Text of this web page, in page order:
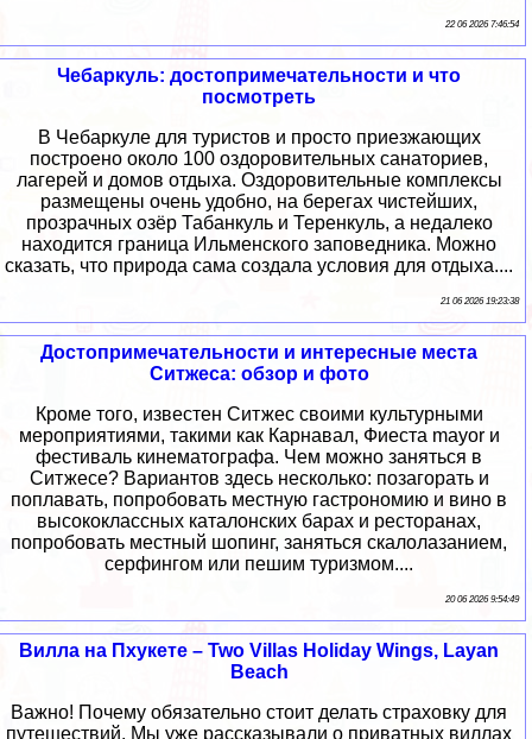
22 06 2026 7:46:54
Чебаркуль: достопримечательности и что
посмотреть
В Чебаркуле для туристов и просто приезжающих
построено около 100 оздоровительных санаториев,
лагерей и домов отдыха. Оздоровительные комплексы
размещены очень удобно, на берегах чистейших,
прозрачных озёр Табанкуль и Теренкуль, а недалеко
находится граница Ильменского заповедника. Можно
сказать, что природа сама создала условия для отдыха....
21 06 2026 19:23:38
Достопримечательности и интересные места
Ситжеса: обзор и фото
Кроме того, известен Ситжес своими культурными
мероприятиями, такими как Карнавал, Фиеста mayor и
фестиваль кинематографа. Чем можно заняться в
Ситжесе? Вариантов здесь несколько: позагорать и
поплавать, попробовать местную гастрономию и вино в
высококлассных каталонских барах и ресторанах,
попробовать местный шопинг, заняться скалолазанием,
серфингом или пешим туризмом....
20 06 2026 9:54:49
Вилла на Пхукете – Two Villas Holiday Wings, Layan
Beach
Важно! Почему обязательно стоит делать страховку для
путешествий. Мы уже рассказывали о приватных виллах